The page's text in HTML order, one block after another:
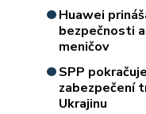
Huawei
bezpečnosti
meničov
SPP
zabezpečení
Ukrajinu